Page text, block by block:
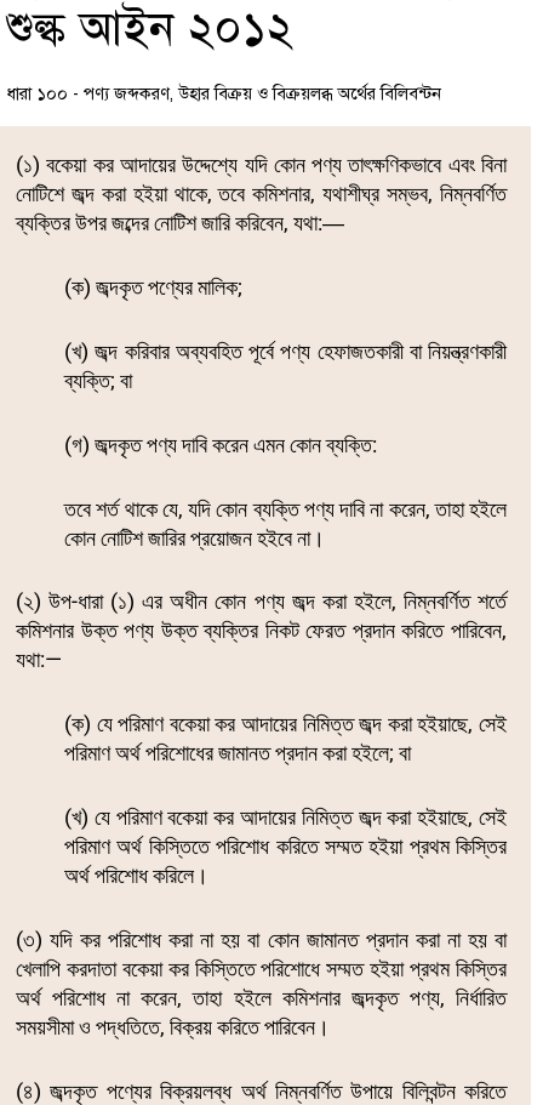
শুল্ক আইন ২০১২
ধারা ১০০ - পণ্য জব্দকরণ, উহার বিক্রয় ও বিক্রয়লব্ধ অর্থের বিলিবন্টন
(১) বকেয়া কর আদায়ের উদ্দেশ্যে যদি কোন পণ্য তাৎক্ষণিকভাবে এবং বিনা
নোটিশে জব্দ করা হইয়া থাকে, তবে কমিশনার, যথাশীঘ্র সম্ভব, নিম্নবর্ণিত
ব্যক্তির উপর জব্দের নোটিশ জারি করিবেন, যথা:―
(ক) জব্দকৃত পণ্যের মালিক;
(খ) জব্দ করিবার অব্যবহিত পূর্বে পণ্য হেফাজতকারী বা নিয়ন্ত্রণকারী
ব্যক্তি; বা
(গ) জব্দকৃত পণ্য দাবি করেন এমন কোন ব্যক্তি:
তবে শর্ত থাকে যে, যদি কোন ব্যক্তি পণ্য দাবি না করেন, তাহা হইলে
কোন নোটিশ জারির প্রয়োজন হইবে না।
(২) উপ-ধারা (১) এর অধীন কোন পণ্য জব্দ করা হইলে, নিম্নবর্ণিত শর্তে
কমিশনার উক্ত পণ্য উক্ত ব্যক্তির নিকট ফেরত প্রদান করিতে পারিবেন,
যথা:—
(ক) যে পরিমাণ বকেয়া কর আদায়ের নিমিত্ত জব্দ করা হইয়াছে, সেই
পরিমাণ অর্থ পরিশোধের জামানত প্রদান করা হইলে; বা
(খ) যে পরিমাণ বকেয়া কর আদায়ের নিমিত্ত জব্দ করা হইয়াছে, সেই
পরিমাণ অর্থ কিস্তিতে পরিশোধ করিতে সম্মত হইয়া প্রথম কিস্তির
অর্থ পরিশোধ করিলে।
(৩) যদি কর পরিশোধ করা না হয় বা কোন জামানত প্রদান করা না হয় বা
খেলাপি করদাতা বকেয়া কর কিস্তিতে পরিশোধে সম্মত হইয়া প্রথম কিস্তির
অর্থ পরিশোধ না করেন, তাহা হইলে কমিশনার জব্দকৃত পণ্য, নির্ধারিত
সময়সীমা ও পদ্ধতিতে, বিক্রয় করিতে পারিবেন।
(৪) জব্দকৃত পণ্যের বিক্রয়লব্ধ অর্থ নিম্নবর্ণিত উপায়ে বিলিবন্টন করিতে